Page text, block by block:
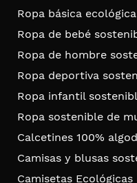
Ropa básica ecológica
Ropa de bebé
Ropa de hombre
Ropa deportiva
Ropa infantil
Ropa sostenible de
Calcetines 100%
Camisas y blusas
Camisetas Ecológicas